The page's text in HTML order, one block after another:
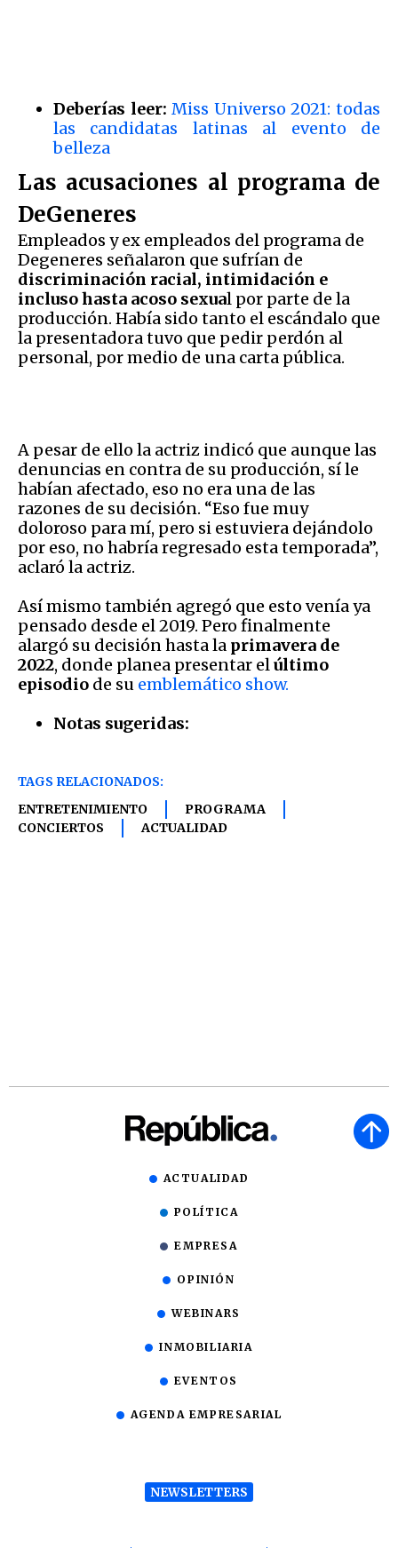
Deberías leer:Miss Universo 2021: todas
las candidatas latinas al evento de
belleza
Las acusaciones al programa de
DeGeneres
Empleados y ex empleados del programa de
Degeneres señalaron que sufrían de
discriminación racial, intimidación e
incluso hasta acoso sexual por parte de la
producción. Había sido tanto el escándalo que
la presentadora tuvo que pedir perdón al
personal, por medio de una carta pública.
A pesar de ello la actriz indicó que aunque las
denuncias en contra de su producción, sí le
habían afectado, eso no era una de las
razones de su decisión. “Eso fue muy
doloroso para mí, pero si estuviera dejándolo
por eso, no habría regresado esta temporada”,
aclaró la actriz.
Así mismo también agregó que esto venía ya
pensado desde el 2019. Pero finalmente
alargó su decisión hasta la primavera de
2022, donde planea presentar elúltimo
episodio de su emblemático show.
Notas sugeridas:
TAGS RELACIONADOS:
ENTRETENIMIENTO
PROGRAMA
CONCIERTOS
ACTUALIDAD
ACTUALIDAD
POLÍTICA
EMPRESA
OPINIÓN
WEBINARS
INMOBILIARIA
EVENTOS
AGENDA EMPRESARIAL
NEWSLETTERS